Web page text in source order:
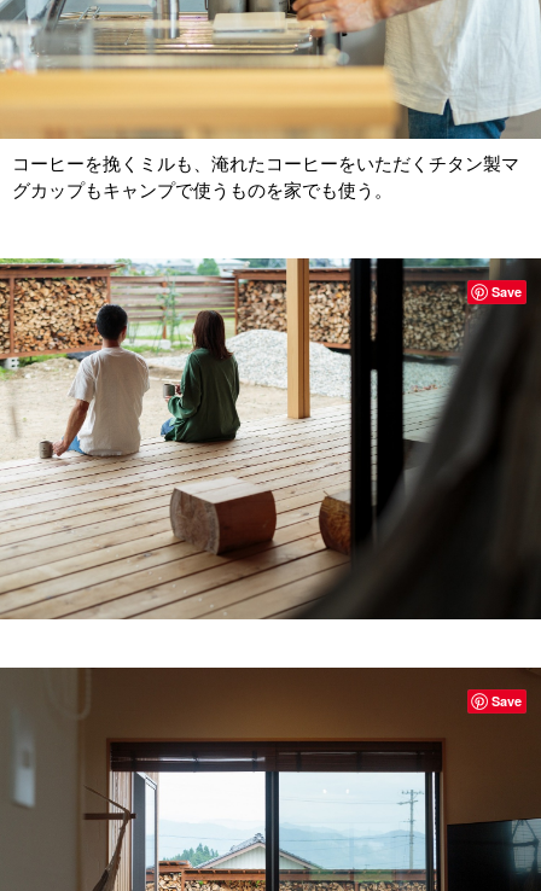
コーヒーを挽くミルも、淹れたコーヒーをいただくチタン製マ
グカップもキャンプで使うものを家でも使う。
Save
Save